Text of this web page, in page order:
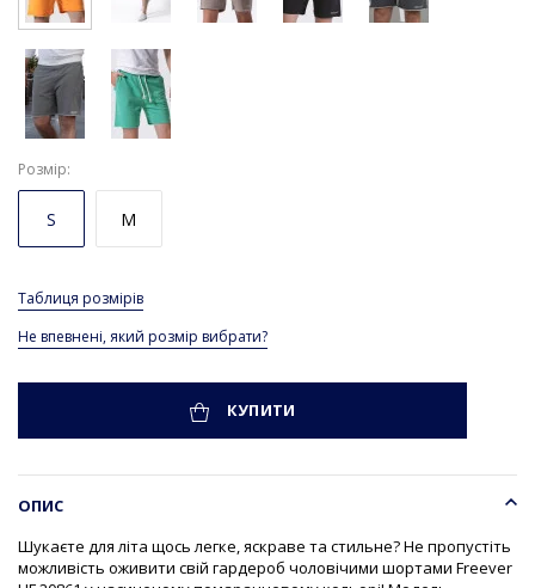
Розмір
S M
Таблиця розмірів
Не впевнені, який розмір вибрати?
КУПИТИ
ОПИС
Шукаєте для літа щось легке, яскраве та стильне? Не пропустіть
можливість оживити свій гардероб чоловічими шортами Freever